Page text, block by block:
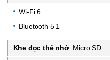
Wi-Fi 6
Bluetooth 5.1
Khe đọc thẻ nhớ: Micro SD